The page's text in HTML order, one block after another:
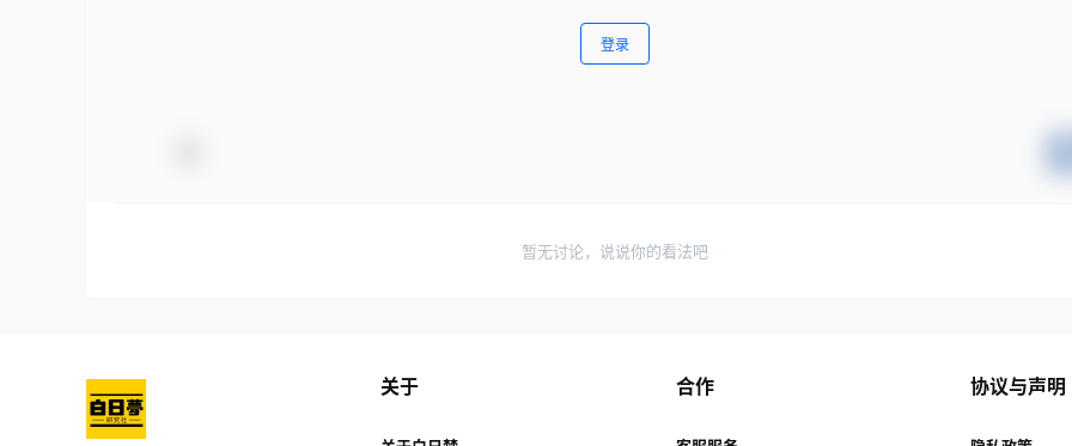
登录
暂无讨论，说说你的看法吧
关于 合作 协议与声明